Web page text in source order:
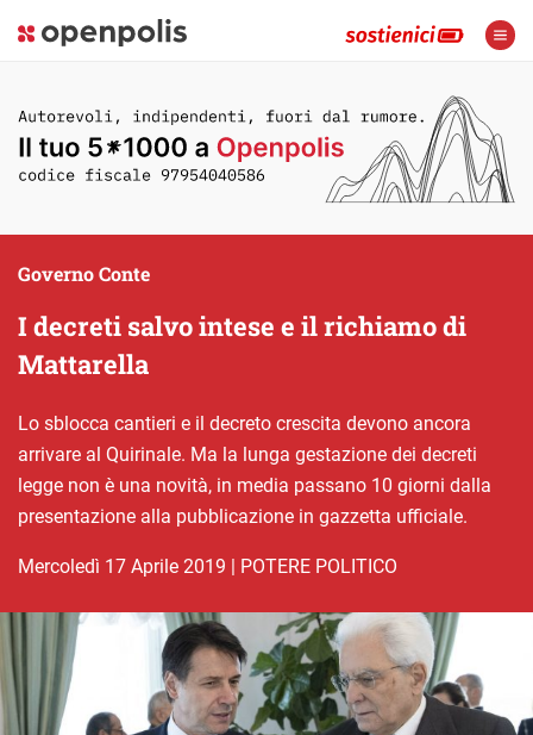
I decreti salvo intese e il richiamo di
Mattarella
Governo Conte
Lo sblocca cantieri e il decreto crescita devono ancora
arrivare al Quirinale. Ma la lunga gestazione dei decreti
legge non è una novità, in media passano 10 giorni dalla
presentazione alla pubblicazione in gazzetta ufficiale.
mercoledì 17 Aprile 2019 | POTERE POLITICO